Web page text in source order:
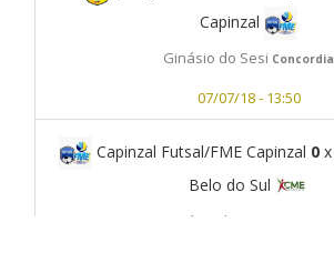
Capinzal
Ginásio do Sesi Concordia
07/07/18 - 13:50
Capinzal Futsal/FME Capinzal 0x
Belo do Sul
Ginásio do Sesi